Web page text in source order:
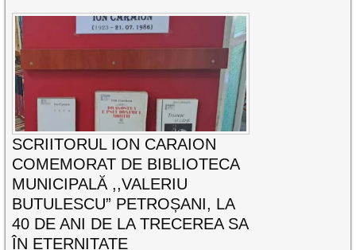
SCRIITORUL ION CARAION
COMEMORAT DE BIBLIOTECA
MUNICIPALĂ ,,VALERIU
BUTULESCU” PETROȘANI, LA
40 DE ANI DE LA TRECEREA SA
ÎN ETERNITATE